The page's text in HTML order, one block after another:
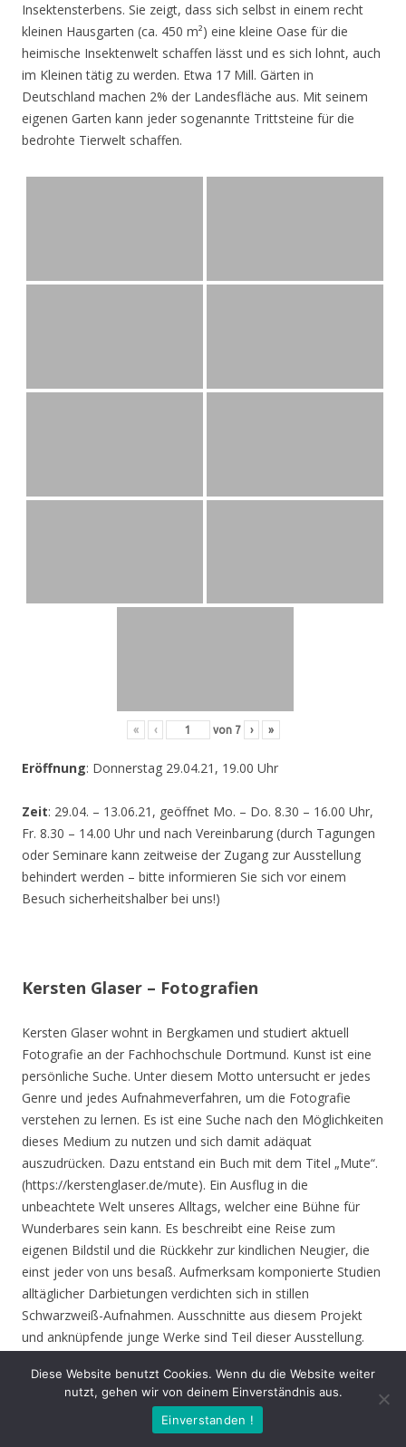
Insektensterbens. Sie zeigt, dass sich selbst in einem recht
kleinen Hausgarten (ca. 450 m²) eine kleine Oase für die
heimische Insektenwelt schaffen lässt und es sich lohnt, auch
im Kleinen tätig zu werden. Etwa 17 Mill. Gärten in
Deutschland machen 2% der Landesfläche aus. Mit seinem
eigenen Garten kann jeder sogenannte Trittsteine für die
bedrohte Tierwelt schaffen.
« ‹ von 7 › »
Eröffnung: Donnerstag 29.04.21, 19.00 Uhr
Zeit: 29.04. – 13.06.21, geöffnet Mo. – Do. 8.30 – 16.00 Uhr,
Fr. 8.30 – 14.00 Uhr und nach Vereinbarung (durch Tagungen
oder Seminare kann zeitweise der Zugang zur Ausstellung
behindert werden – bitte informieren Sie sich vor einem
Besuch sicherheitshalber bei uns!)
Kersten Glaser – Fotografien
Kersten Glaser wohnt in Bergkamen und studiert aktuell
Fotografie an der Fachhochschule Dortmund. Kunst ist eine
persönliche Suche. Unter diesem Motto untersucht er jedes
Genre und jedes Aufnahmeverfahren, um die Fotografie
verstehen zu lernen. Es ist eine Suche nach den Möglichkeiten
dieses Medium zu nutzen und sich damit adäquat
auszudrücken. Dazu entstand ein Buch mit dem Titel „Mute“.
(https://kerstenglaser.de/mute). Ein Ausflug in die
unbeachtete Welt unseres Alltags, welcher eine Bühne für
Wunderbares sein kann. Es beschreibt eine Reise zum
eigenen Bildstil und die Rückkehr zur kindlichen Neugier, die
einst jeder von uns besaß. Aufmerksam komponierte Studien
alltäglicher Darbietungen verdichten sich in stillen
Schwarzweiß-Aufnahmen. Ausschnitte aus diesem Projekt
und anknüpfende junge Werke sind Teil dieser Ausstellung.
Eröffnung: Donnerstag 17.06.21, 19.00 Uhr
: 17.06. – 01.08.21, geöffnet Mo. – Do. 8.30 – 16.00 Uhr,
Diese Website benutzt Cookies. Wenn du die Website weiter
nutzt, gehen wir von deinem Einverständnis aus.
Einverstanden !